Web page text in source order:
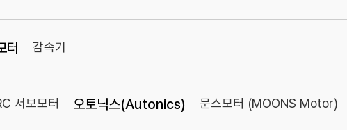
터 감속기
서보모터 오토닉스(Autonics) 문스모터 (MOONS Motor)